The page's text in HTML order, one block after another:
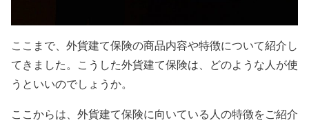
ここまで、外貨建て保険の商品内容や特徴について紹介し
てきました。こうした外貨建て保険は、どのような人が使
うといいのでしょうか。
ここからは、外貨建て保険に向いている人の特徴をご紹介